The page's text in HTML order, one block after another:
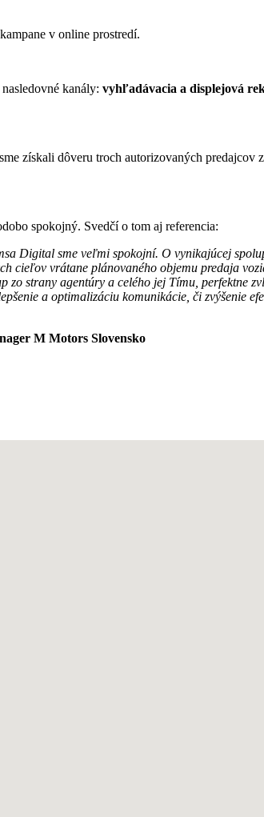
v online prostredí.
kanály: vyhľadávacia a displejová
získali dôveru troch autorizovaných predajcov
spokojný. Svedčí o tom aj referencia:
Digital sme veľmi spokojní. O vynikajúcej
cieľov vrátane plánovaného objemu predaja
zo strany agentúry a celého jej Tímu, perfektne
a optimalizáciu komunikácie, či zvýšenie
M Motors Slovensko